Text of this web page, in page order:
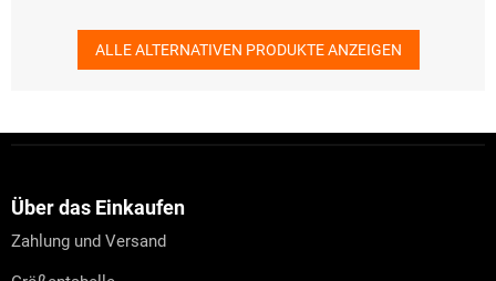
ALLE ALTERNATIVEN PRODUKTE ANZEIGEN
Über das Einkaufen
Zahlung und Versand